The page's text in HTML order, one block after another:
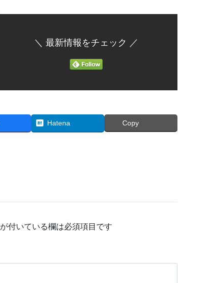
＼ 最新情報をチェック ／
Hatena Copy
が付いている欄は必須項目です